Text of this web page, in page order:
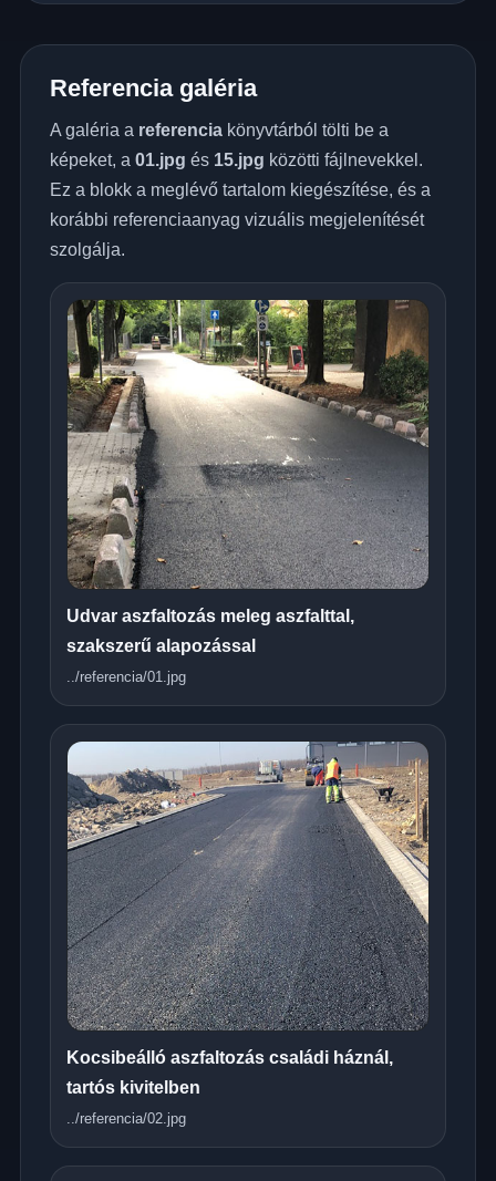
Referencia galéria
A galéria a referenciakönyvtárból tölti be a
képeket, a 01.jpg és 15.jpg közötti fájlnevekkel.
Ez a blokk a meglévő tartalom kiegészítése, és a
korábbi referenciaanyag vizuális megjelenítését
szolgálja.
Udvar aszfaltozás meleg aszfalttal,
szakszerű alapozással
../referencia/01.jpg
Kocsibeálló aszfaltozás családi háznál,
tartós kivitelben
../referencia/02.jpg